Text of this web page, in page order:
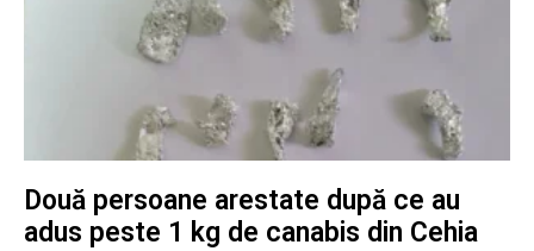
Două persoane arestate după ce au
adus peste 1 kg de canabis din Cehia